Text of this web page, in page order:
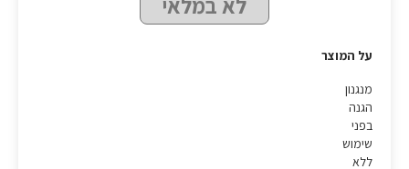
על המוצר
מנגנון
הגנה
בפני
שימוש
ללא